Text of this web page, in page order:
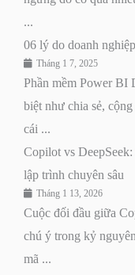
...
06 lý do doanh
Tháng 1 7, 2025
Phần mềm Power BI
biệt như chia sẻ,
cái ...
Copilot vs
lập trình chuyên sâu
Tháng 1 13, 2026
Cuộc đối đầu giữa
chú ý trong kỷ
mã ...